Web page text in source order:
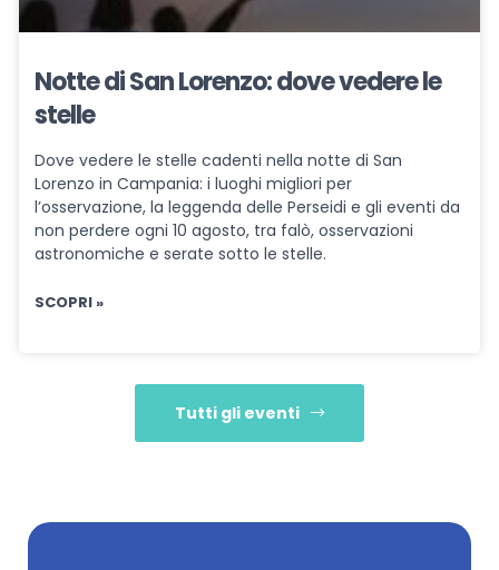
Notte di San Lorenzo: dove vedere le
stelle
Dove vedere le stelle cadenti nella notte di San
Lorenzo in Campania: i luoghi migliori per
l’osservazione, la leggenda delle Perseidi e gli eventi da
non perdere ogni 10 agosto, tra falò, osservazioni
astronomiche e serate sotto le stelle.
SCOPRI »
Tutti gli eventi